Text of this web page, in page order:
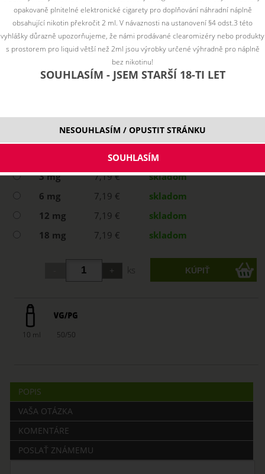
7,19 €
skladom
3 mg
7,19 €
skladom
6 mg
7,19 €
skladom
12 mg
7,19 €
skladom
18 mg
7,19 € skladom
ks
10 ml 50/50
POPIS
VAŠA OTÁZKA
KOMENTÁRE
POSLAŤ ZNÁMEMU
opakovaně plnitelné elektronické cigarety pro doplňování náhradní náplně
obsahující nikotin překročit 2 ml. V návaznosti na ustanovení §4 odst.3 této
vyhlášky důrazně upozorňujeme, že námi prodávané clearomizéry nebo produkty
s prostorem pro liquid větší než 2ml jsou výrobky určené výhradně pro náplně
bez nikotinu!
SOUHLASÍM - JSEM STARŠÍ 18-TI LET
NESOUHLASÍM / OPUSTIT STRÁNKU